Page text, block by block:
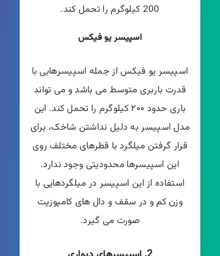
200 کیلوگرم را تحمل کند.
اسپیسر یو فیکس
اسپیسر یو فیکس از جمله اسپیسرهایی با
قدرت باربری متوسط می باشد و می تواند
باری حدود ۲۰۰ کیلوگرم را تحمل کند. این
مدل اسپیسر به دلیل نداشتن شاخک، برای
قرار گرفتن میلگرد با قطرهای مختلف روی
این اسپیسرها محدودیتی وجود ندارد.
استفاده از این اسپیسر در میلگردهایی با
وزن کم و در سقف و دال های کامپوزیت
صورت می گیرد.